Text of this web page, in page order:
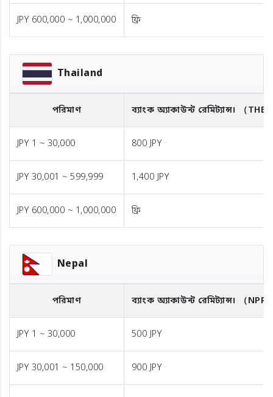
JPY 600,000 ~ 1,000,000 ফ্রি
Thailand
পরিমাণ ব্যাংক অ্যাকাউন্ট রেমিট্যান্স। （THB
JPY 1 ~ 30,000 800 JPY
JPY 30,001 ~ 599,999 1,400 JPY
JPY 600,000 ~ 1,000,000 ফ্রি
Nepal
পরিমাণ ব্যাংক অ্যাকাউন্ট রেমিট্যান্স। （NPR
JPY 1 ~ 30,000 500 JPY
JPY 30,001 ~ 150,000 900 JPY